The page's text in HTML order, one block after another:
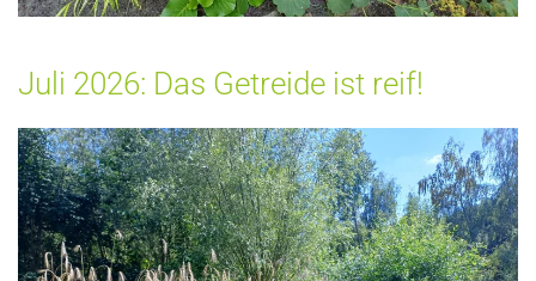
Juli 2026: Das Getreide ist reif!